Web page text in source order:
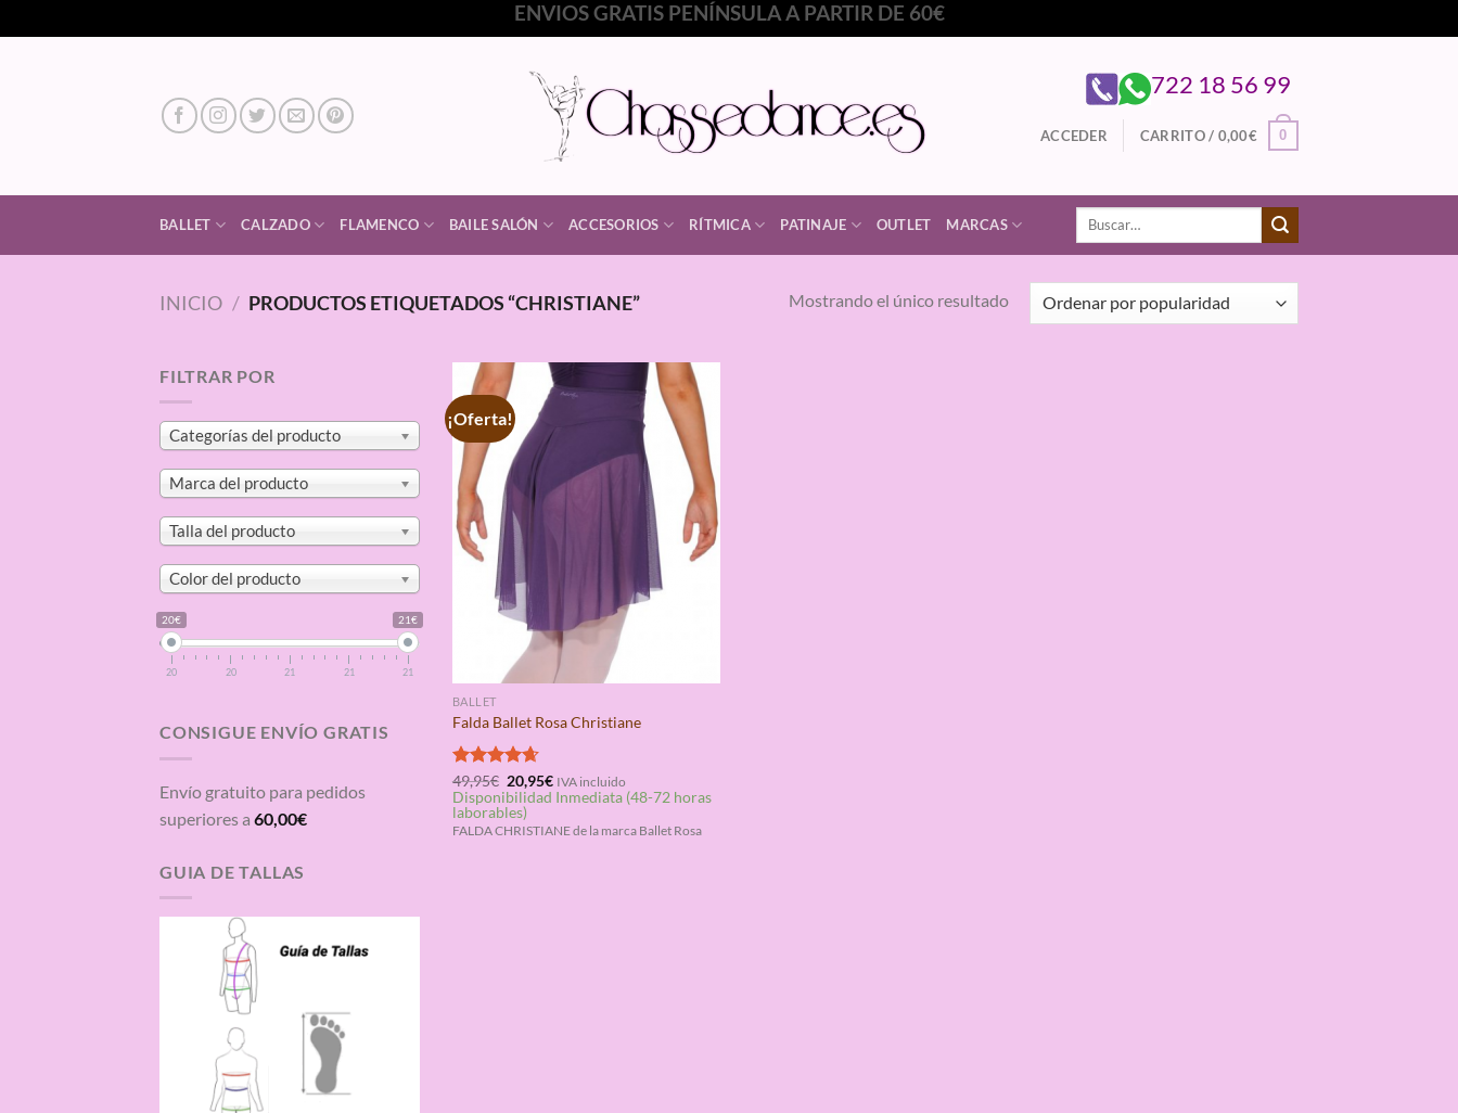
al
ENVIOS GRATIS PENÍNSULA A PARTIR DE 60€
722 18 56 99
ACCEDER CARRITO / 0,00€ 0
BALLET CALZADO FLAMENCO BAILE SALÓN ACCESORIOS RÍTMICA PATINAJE OUTLET MARCAS
Buscar
INICIO / PRODUCTOS ETIQUETADOS “CHRISTIANE” Mostrando el único resultado
FILTRAR POR
Categorías del producto
Marca del producto
Talla del producto
Color del producto
20€ 21€
20 20 21 21 21
CONSIGUE ENVÍO GRATIS
Envío gratuito para pedidos
superiores a 60,00€
GUIA DE TALLAS
¡Oferta!
BALLET
Falda Ballet Rosa Christiane
Valorado
con4.67
de 5
49,95€ El
precio
original
era:
49,95€.
20,95€El
precio
es:
20,95€.
IVA incluido
Disponibilidad Inmediata (48-72 horas
laborables)
FALDA CHRISTIANE de la marca Ballet Rosa